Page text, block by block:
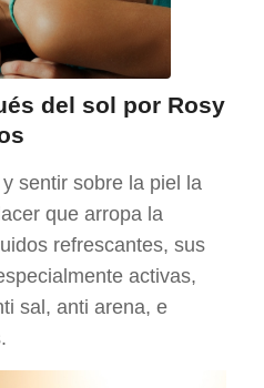
del sol por Rosy
sentir sobre la piel la
que arropa la
refrescantes, sus
activas,
sal, anti arena, e